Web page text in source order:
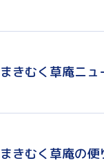
まきむく草庵ニ
まきむく草庵の